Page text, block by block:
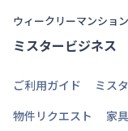
ウィークリーマンショ
ミスタービジネス
ご利用ガイド
ミス
物件リクエスト
家